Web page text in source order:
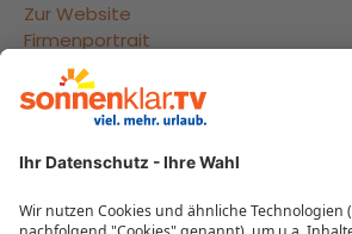
Zur Website
Firmenportrait
Reisegutscheine
Beliebte Reiseziele
Reisebüros
Datenschutzeinstellungen